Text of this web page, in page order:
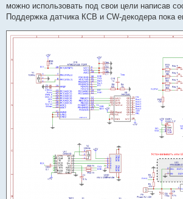
можно использовать под свои цели написав
Поддержка датчика КСВ и CW-декодера пока